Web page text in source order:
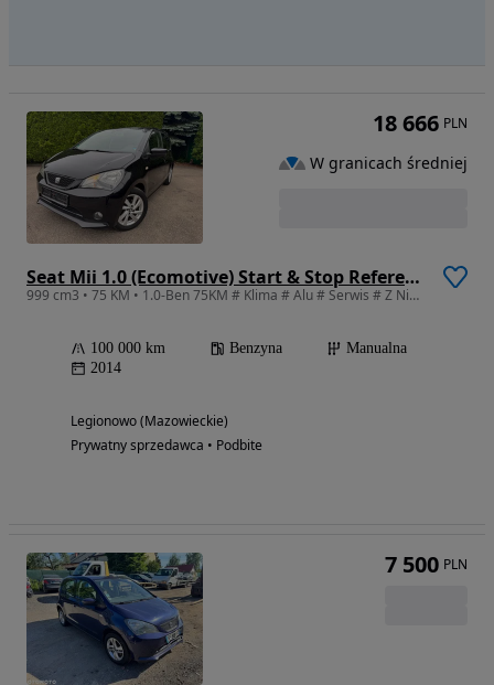
Seat Mii 1.0 (Ecomotive) Start & Stop Reference
999 cm3 • 75 KM • 1.0-Ben 75KM # Klima # Alu # Serwis # Z Niemiec # Stan Idealny #
100 000 km Benzyna
Manualna
2014
Legionowo (Mazowieckie)
Prywatny sprzedawca • Podbite
18 666 PLN
W granicach średniej
7 500 PLN